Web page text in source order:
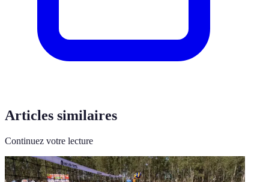
Articles similaires
Continuez votre lecture